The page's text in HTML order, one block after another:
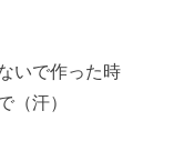
いで作った時
（汗）